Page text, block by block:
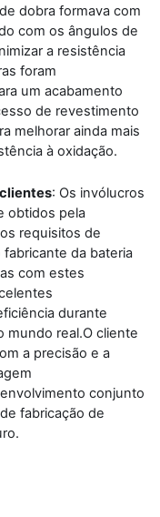
dobra formava com
com os ângulos de
a resistência
foram
um acabamento
de revestimento
melhorar ainda mais
à oxidação.
: Os invólucros
obtidos pela
requisitos de
da bateria
com estes
durante
mundo real.O cliente
a precisão e a
conjunto
fabricação de